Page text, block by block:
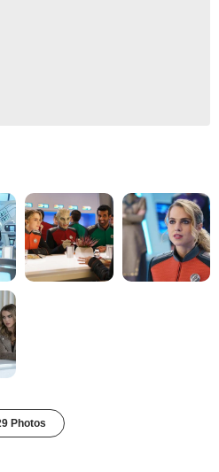
Photos